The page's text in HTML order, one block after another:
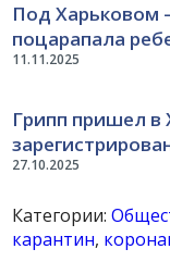
11.11.2025
Под Харьковом
поцарапала
27.10.2025
Грипп пришел в
Категории:
карантин,